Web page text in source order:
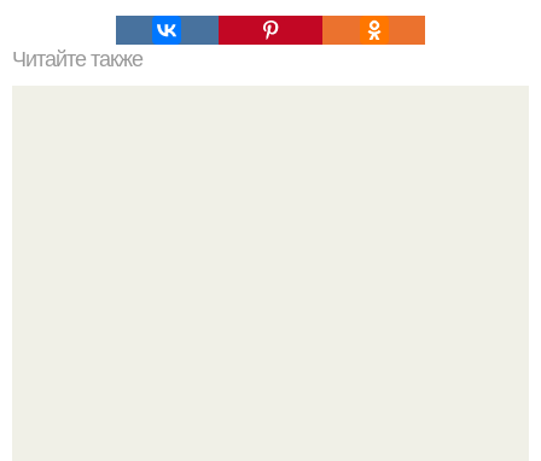
Читайте также